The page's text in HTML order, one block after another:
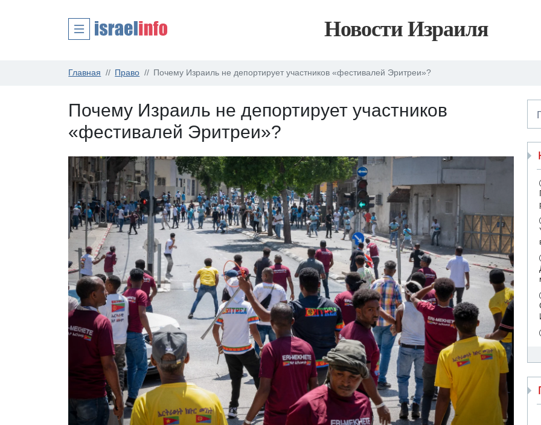
Новости Израиля
Главная Право Почему Израиль не депортирует участников «фестивалей Эритреи»?
Почему Израиль не депортирует участников
«фестивалей Эритреи»?